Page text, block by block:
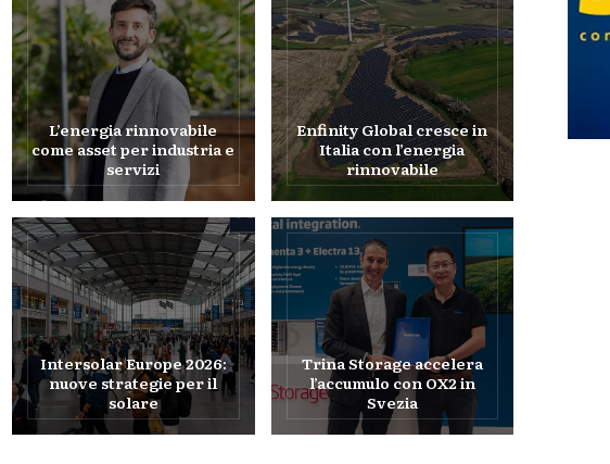
L’energia rinnovabile
come asset per industria e
servizi
Enfinity Global cresce in
Italia con l’energia
rinnovabile
Intersolar Europe 2026:
nuove strategie per il
solare
Trina Storage accelera
l’accumulo con OX2 in
Svezia